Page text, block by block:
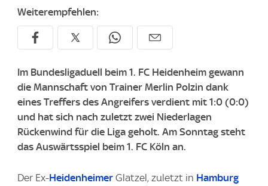
Weiterempfehlen:
Im Bundesligaduell beim 1. FC Heidenheim gewann
die Mannschaft von Trainer Merlin Polzin dank
eines Treffers des Angreifers verdient mit 1:0 (0:0)
und hat sich nach zuletzt zwei Niederlagen
Rückenwind für die Liga geholt. Am Sonntag steht
das Auswärtsspiel beim 1. FC Köln an.
Der Ex-Heidenheimer Glatzel, zuletzt in Hamburg